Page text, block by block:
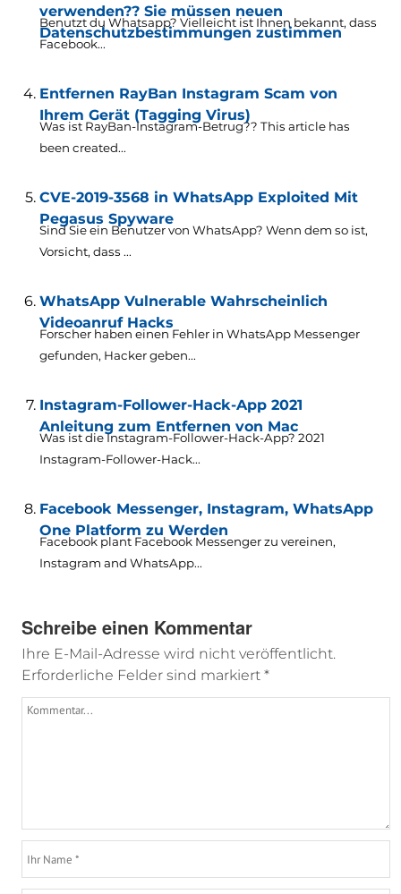
verwenden?? Sie müssen neuen
Datenschutzbestimmungen zustimmen
Benutzt du Whatsapp? Vielleicht ist Ihnen bekannt, dass
Facebook...
Entfernen RayBan Instagram Scam von
Ihrem Gerät (Tagging Virus)
Was ist RayBan-Instagram-Betrug?? This article has
been created...
CVE-2019-3568 in WhatsApp Exploited Mit
Pegasus Spyware
Sind Sie ein Benutzer von WhatsApp? Wenn dem so ist,
Vorsicht, dass ...
WhatsApp Vulnerable Wahrscheinlich
Videoanruf Hacks
Forscher haben einen Fehler in WhatsApp Messenger
gefunden, Hacker geben...
Instagram-Follower-Hack-App 2021
Anleitung zum Entfernen von Mac
Was ist die Instagram-Follower-Hack-App? 2021
Instagram-Follower-Hack...
Facebook Messenger, Instagram, WhatsApp
One Platform zu Werden
Facebook plant Facebook Messenger zu vereinen,
Instagram and WhatsApp...
Schreibe einen Kommentar
Ihre E-Mail-Adresse wird nicht veröffentlicht.
Erforderliche Felder sind markiert *